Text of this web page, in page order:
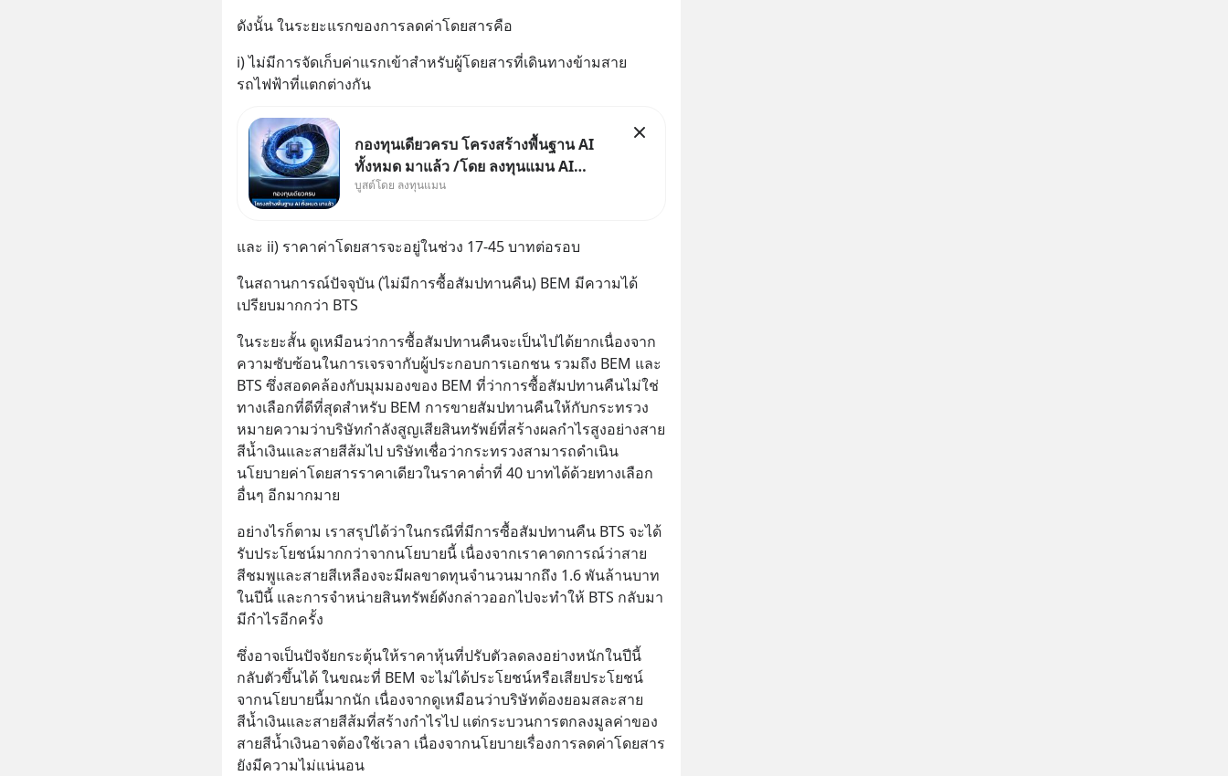
ดังนั้น ในระยะแรกของการลดค่าโดยสารคือ
i) ไม่มีการจัดเก็บค่าแรกเข้าสำหรับผู้โดยสารที่เดินทางข้ามสาย
รถไฟฟ้าที่แตกต่างกัน
กองทุนเดียวครบ โครงสร้างพื้นฐาน AI
ทั้งหมด มาแล้ว /โดย ลงทุนแมน AI
Supercycle คือช่วงเวลาที่เทคโนโลยี
ชีวิตของผู้คนอย่างยาวนานต่
บูสต์โดย ลงทุนแมน
และ ii) ราคาค่าโดยสารจะอยู่ในช่วง 17-45 บาทต่อรอบ
ในสถานการณ์ปัจจุบัน (ไม่มีการซื้อสัมปทานคืน) BEM มีความได้
เปรียบมากกว่า BTS
ในระยะสั้น ดูเหมือนว่าการซื้อสัมปทานคืนจะเป็นไปได้ยากเนื่องจาก
ความซับซ้อนในการเจรจากับผู้ประกอบการเอกชน รวมถึง BEM และ
BTS ซึ่งสอดคล้องกับมุมมองของ BEM ที่ว่าการซื้อสัมปทานคืนไม่ใช่
ทางเลือกที่ดีที่สุดสำหรับ BEM การขายสัมปทานคืนให้กับกระทรวง
หมายความว่าบริษัทกำลังสูญเสียสินทรัพย์ที่สร้างผลกำไรสูงอย่างสาย
สีน้ำเงินและสายสีส้มไป บริษัทเชื่อว่ากระทรวงสามารถดำเนิน
นโยบายค่าโดยสารราคาเดียวในราคาต่ำที่ 40 บาทได้ด้วยทางเลือก
อื่นๆ อีกมากมาย
อย่างไรก็ตาม เราสรุปได้ว่าในกรณีที่มีการซื้อสัมปทานคืน BTS จะได้
รับประโยชน์มากกว่าจากนโยบายนี้ เนื่องจากเราคาดการณ์ว่าสาย
สีชมพูและสายสีเหลืองจะมีผลขาดทุนจำนวนมากถึง 1.6 พันล้านบาท
ในปีนี้ และการจำหน่ายสินทรัพย์ดังกล่าวออกไปจะทำให้ BTS กลับมา
มีกำไรอีกครั้ง
ซึ่งอาจเป็นปัจจัยกระตุ้นให้ราคาหุ้นที่ปรับตัวลดลงอย่างหนักในปีนี้
กลับตัวขึ้นได้ ในขณะที่ BEM จะไม่ได้ประโยชน์หรือเสียประโยชน์
จากนโยบายนี้มากนัก เนื่องจากดูเหมือนว่าบริษัทต้องยอมสละสาย
สีน้ำเงินและสายสีส้มที่สร้างกำไรไป แต่กระบวนการตกลงมูลค่าของ
สายสีน้ำเงินอาจต้องใช้เวลา เนื่องจากนโยบายเรื่องการลดค่าโดยสาร
ยังมีความไม่แน่นอน